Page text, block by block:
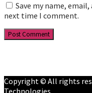
Save my name,
next time I comment.
Copyright © All rights